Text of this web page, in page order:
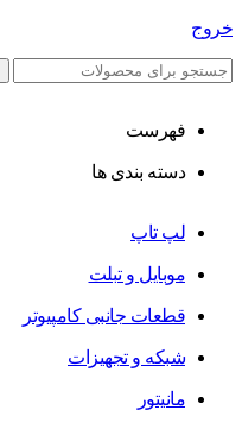
خروج
فهرست
دسته بندی ها
لپ تاپ
موبایل و تبلت
قطعات جانبی کامپیوتر
شبکه و تجهیزات
مانیتور